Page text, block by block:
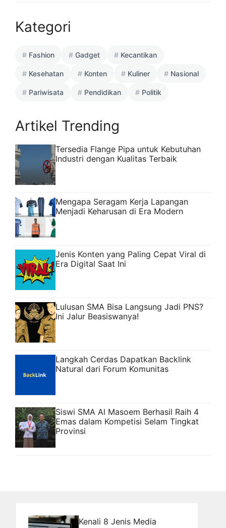
Kategori
Fashion Gadget Kecantikan
Kesehatan Konten Kuliner Nasional
Pariwisata Pendidikan Politik
Artikel Trending
Tersedia Flange Pipa untuk Kebutuhan
Industri dengan Kualitas Terbaik
Mengapa Seragam Kerja Lapangan
Menjadi Keharusan di Era Modern
Jenis Konten yang Paling Cepat Viral di
Era Digital Saat Ini
Lulusan SMA Bisa Langsung Jadi PNS?
Ini Jalur Beasiswanya!
Langkah Cerdas Dapatkan Backlink
Natural dari Forum Komunitas
Siswi SMA Al Masoem Berhasil Raih 4
Emas dalam Kompetisi Selam Tingkat
Provinsi
Kenali 8 Jenis Media